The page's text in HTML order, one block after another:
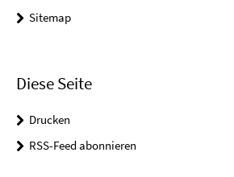
Sitemap
Diese Seite
Drucken
RSS-Feed abonnieren